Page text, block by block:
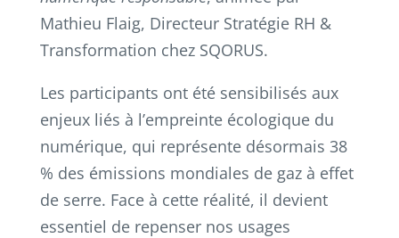
Mathieu Flaig, Directeur Stratégie RH &
Transformation chez SQORUS.
Les participants ont été sensibilisés aux
enjeux liés à l’empreinte écologique du
numérique, qui représente désormais 38
% des émissions mondiales de gaz à effet
de serre. Face à cette réalité, il devient
essentiel de repenser nos usages